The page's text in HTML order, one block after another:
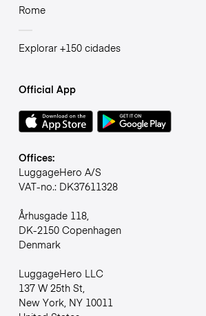
Rome
Explorar +150 cidades
Official App
Offices:
LuggageHero A/S
VAT-no.: DK37611328
Århusgade 118,
DK-2150 Copenhagen
Denmark
LuggageHero LLC
137 W 25th St,
New York, NY 10011